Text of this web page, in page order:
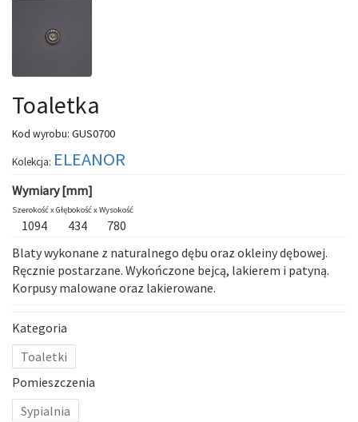
Toaletka
Kod wyrobu: GUS0700
Kolekcja: ELEANOR
Wymiary [mm]
Szerokość xGłębokość xWysokość
1094 434
780
Blaty wykonane z naturalnego dębu oraz okleiny dębowej.
Ręcznie postarzane. Wykończone bejcą, lakierem i patyną.
Korpusy malowane oraz lakierowane.
Kategoria
Toaletki
Pomieszczenia
Sypialnia